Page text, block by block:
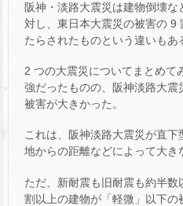
阪神・淡路大震災は建物倒壊
対し、東日本大震災の被害の 9
たらされたものという違いもあ
2 つの大震災についてまとめて
強だったものの、阪神淡路大
被害が大きかった。
これは、阪神淡路大震災が直
地からの距離などによって大き
ただ、新耐震も旧耐震も約半
割以上の建物が「軽微」以下の